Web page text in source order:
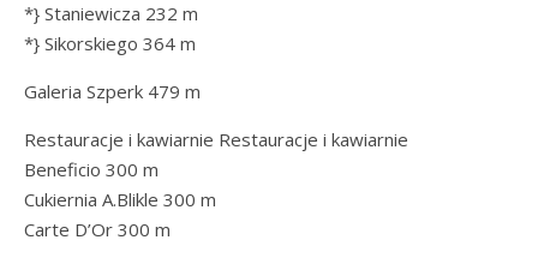
*} Staniewicza 232 m
*} Sikorskiego 364 m
Galeria Szperk 479 m
Restauracje i kawiarnie Restauracje i kawiarnie
Beneficio 300 m
Cukiernia A.Blikle 300 m
Carte D’Or 300 m